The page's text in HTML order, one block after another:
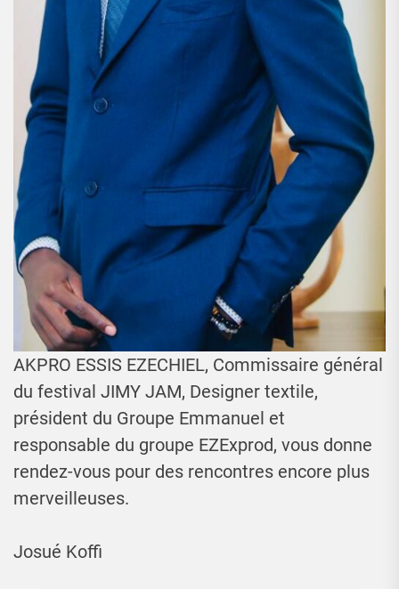
AKPRO ESSIS EZECHIEL, Commissaire général
du festival JIMY JAM, Designer textile,
président du Groupe Emmanuel et
responsable du groupe EZExprod, vous donne
rendez-vous pour des rencontres encore plus
merveilleuses.
Josué Koffi